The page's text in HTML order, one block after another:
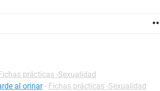
prácticas -Sexualidad
al orinar - Fichas prácticas -Sexualidad